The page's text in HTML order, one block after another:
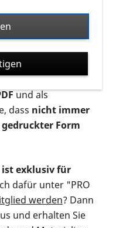
um ausschließlich
oder Videos zu
werden in
zur
Variante
und als
dass nicht immer
Form
ist exklusiv für
dafür unter "PRO
werden? Dann
und erhalten Sie